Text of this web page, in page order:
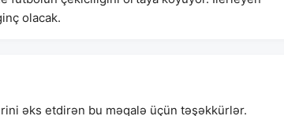
olacak.
əks etdirən bu məqalə üçün təşəkkürlər.